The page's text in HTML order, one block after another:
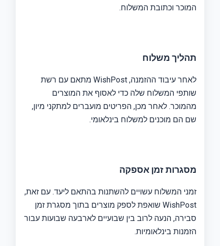
המוכר וכתובת המשלוח.
תהליך משלוח
לאחר עיבוד ההזמנה, WishPost מתאם עם רשת
שותפי המשלוח שלה כדי לאסוף את המוצרים
מהמוכר. לאחר מכן, הפריטים מועברים למתקני מיון,
שם הם מוכנים למשלוח בינלאומי.
מסגרות זמן אספקה
זמני המשלוח עשויים להשתנות בהתאם ליעד. עם זאת,
WishPost שואפת לספק מוצרים בתוך מסגרת זמן
סבירה, הנעה לרוב בין שבועיים לארבעה שבועות עבור
הזמנות בינלאומיות.